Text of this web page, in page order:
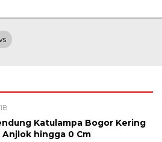
Katulampa Bogor Kering
hingga 0 Cm